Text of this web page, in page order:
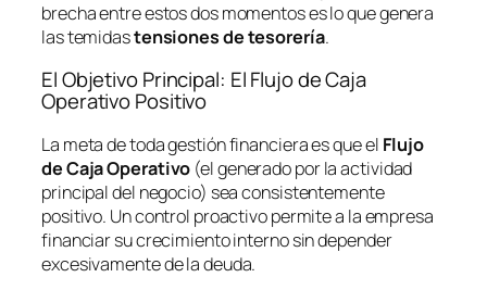
brecha entre estos dos momentos es lo que genera
las temidastensiones de tesorería.
El Objetivo Principal: El Flujo de Caja
Operativo Positivo
La meta de toda gestión financiera es que el Flujo
de Caja Operativo (el generado por la actividad
principal del negocio) sea consistentemente
positivo. Un control proactivo permite a la empresa
financiar su crecimiento interno sin depender
excesivamente de la deuda.